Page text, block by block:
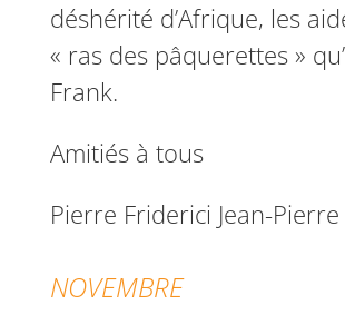
déshérité d’Afrique, les
« ras des pâquerettes »
Frank.
Amitiés à tous
Pierre Friderici Jean-
NOVEMBRE